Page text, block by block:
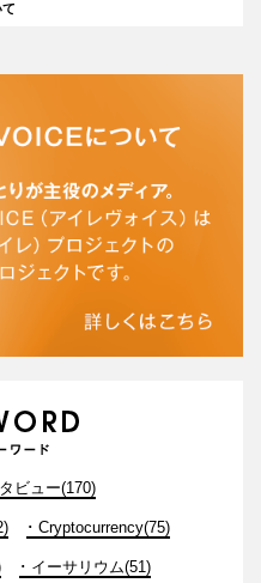
ビュー(170)
Cryptocurrency(75)
イーサリウム(51)